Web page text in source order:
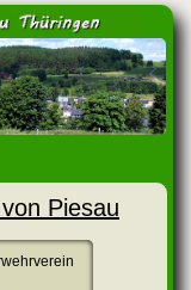
Piesau